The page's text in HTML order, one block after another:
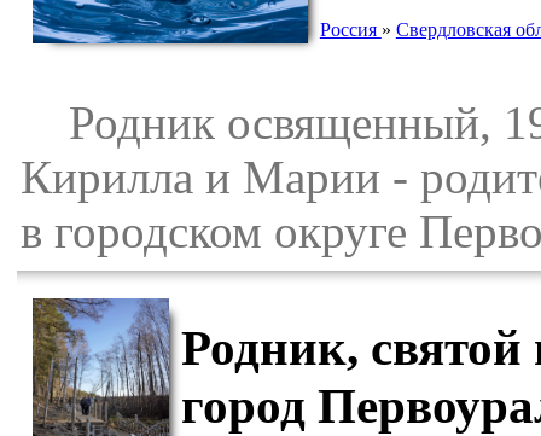
Россия » Свердловская
Родник освященный,
Кирилла и Марии -
в городском округе
Родник,
город